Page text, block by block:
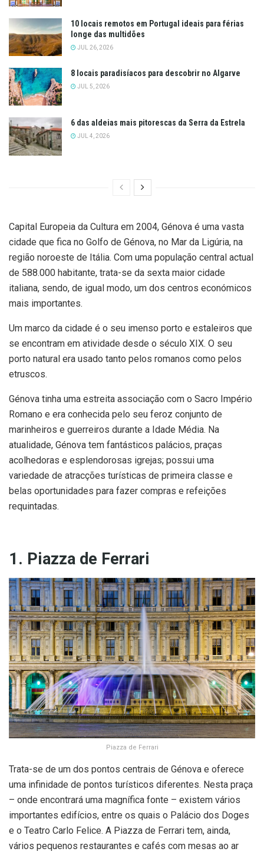
10 locais remotos em Portugal ideais para férias
longe das multidões
JUL 26, 2026
8 locais paradisíacos para descobrir no Algarve
JUL 5, 2026
6 das aldeias mais pitorescas da Serra da Estrela
JUL 4, 2026
Capital Europeia da Cultura em 2004, Génova é uma vasta
cidade que fica no Golfo de Génova, no Mar da Ligúria, na
região noroeste de Itália. Com uma população central actual
de 588.000 habitante, trata-se da sexta maior cidade
italiana, sendo, de igual modo, um dos centros económicos
mais importantes.
Um marco da cidade é o seu imenso porto e estaleiros que
se encontram em atividade desde o século XIX. O seu
porto natural era usado tanto pelos romanos como pelos
etruscos.
Génova tinha uma estreita associação com o Sacro Império
Romano e era conhecida pelo seu feroz conjunto de
marinheiros e guerreiros durante a Idade Média. Na
atualidade, Génova tem fantásticos palácios, praças
acolhedoras e esplendorosas igrejas; possui uma
variedade de atracções turísticas de primeira classe e
belas oportunidades para fazer compras e refeições
requintadas.
1. Piazza de Ferrari
Piazza de Ferrari
Trata-se de um dos pontos centrais de Génova e oferece
uma infinidade de pontos turísticos diferentes. Nesta praça
– onde encontrará uma magnífica fonte – existem vários
importantes edifícios, entre os quais o Palácio dos Doges
e o Teatro Carlo Felice. A Piazza de Ferrari tem, ainda,
vários pequenos restaurantes e cafés com mesas ao ar